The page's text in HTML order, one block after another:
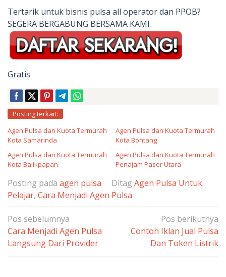
Tertarik untuk bisnis pulsa all operator dan PPOB?
SEGERA BERGABUNG BERSAMA KAMI
Gratis
Posting terkait:
Agen Pulsa dan Kuota Termurah
Kota Samarinda
Agen Pulsa dan Kuota Termurah
Kota Bontang
Agen Pulsa dan Kuota Termurah
Kota Balikpapan
Agen Pulsa dan Kuota Termurah
Penajam Paser Utara
Posting pada agen pulsa Ditag Agen Pulsa Untuk
Pelajar, Cara Menjadi Agen Pulsa
Navigasi
pos
Pos sebelumnya
Cara Menjadi Agen Pulsa
Langsung Dari Provider
Pos berikutnya
Contoh Iklan Jual Pulsa
Dan Token Listrik